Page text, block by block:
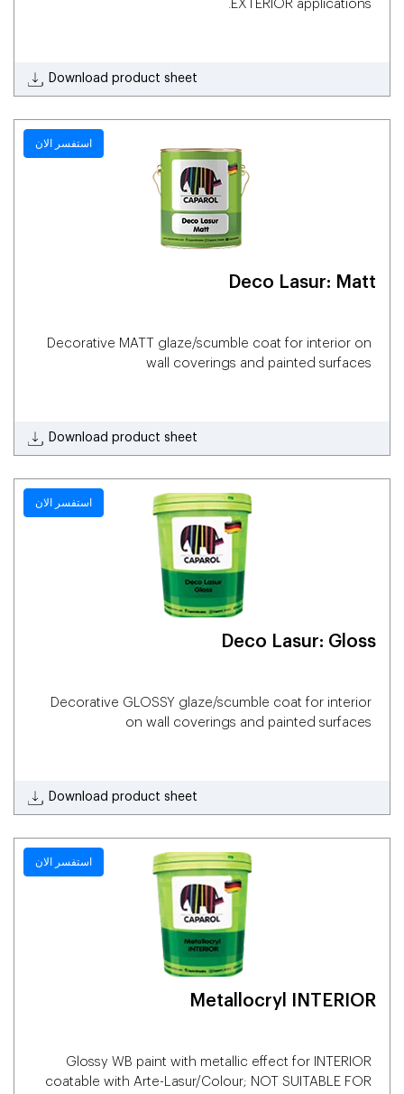
EXTERIOR applications.
Download product sheet
استفسر الان
Deco Lasur: Matt
Decorative MATT glaze/scumble coat for interior on
wall coverings and painted surfaces
Download product sheet
استفسر الان
Deco Lasur: Gloss
Decorative GLOSSY glaze/scumble coat for interior
on wall coverings and painted surfaces
Download product sheet
استفسر الان
Metallocryl INTERIOR
Glossy WB paint with metallic effect for INTERIOR
coatable with Arte-Lasur/Colour; NOT SUITABLE FOR